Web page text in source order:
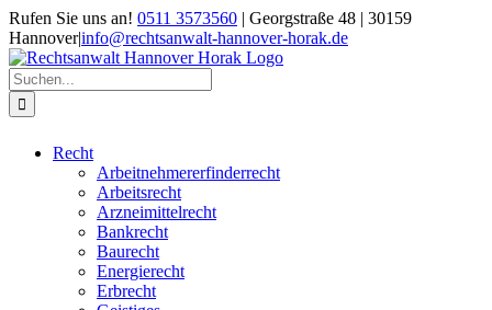
Zum
Inhalt
springen
Rufen Sie uns an! 0511 3573560 | Georgstraße 48 | 30159
Hannover|info@rechtsanwalt-hannover-horak.de
Suche
nach:
Recht
Arbeitnehmererfinderrecht
Arbeitsrecht
Arzneimittelrecht
Bankrecht
Baurecht
Energierecht
Erbrecht